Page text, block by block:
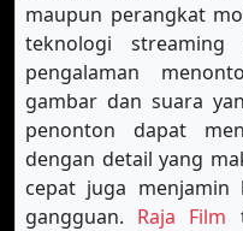
maupun perangkat
teknologi
pengalaman
gambar dan suara
penonton dapat
dengan detail yang
cepat juga menjamin
gangguan. Raja Film